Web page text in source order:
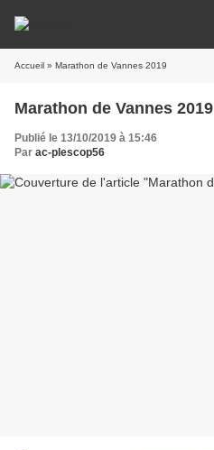
Accueil » Marathon de Vannes 2019
Marathon de Vannes 2019
Publié le 13/10/2019 à 15:46
Par ac-plescop56